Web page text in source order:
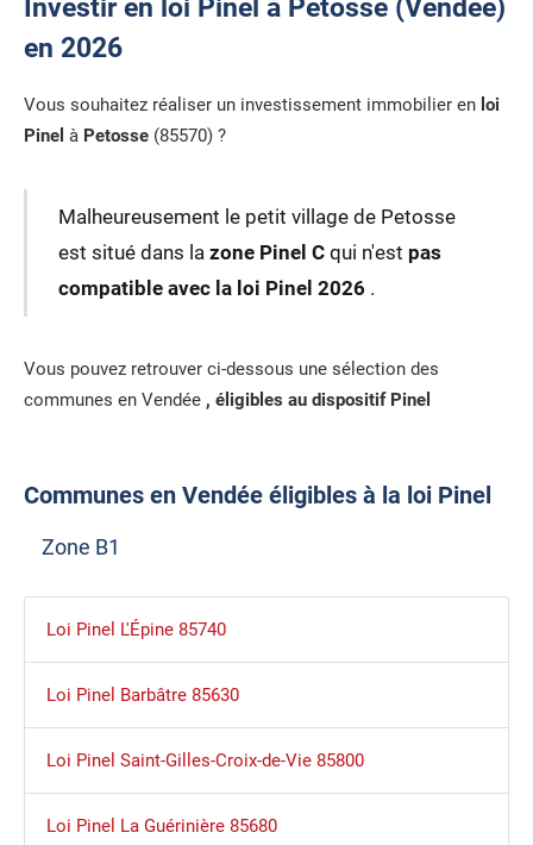
Investir en loi Pinel à Petosse (Vendée)
en 2026
Vous souhaitez réaliser un investissement immobilier en loi
Pinel à Petosse (85570) ?
Malheureusement le petit village de Petosse
est situé dans la zone Pinel Cqui n'est pas
compatible avec la loi Pinel 2026 .
Vous pouvez retrouver ci-dessous une sélection des
communes en Vendée , éligibles au dispositif Pinel
Communes en Vendée éligibles à la loi Pinel
Zone B1
Loi Pinel L'Épine 85740
Loi Pinel Barbâtre 85630
Loi Pinel Saint-Gilles-Croix-de-Vie 85800
Loi Pinel La Guérinière 85680